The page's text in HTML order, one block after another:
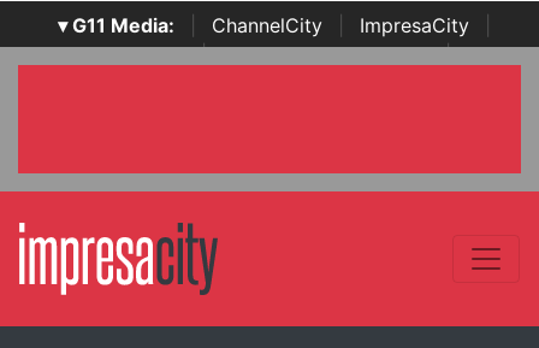
▾ G11 Media: ChannelCity ImpresaCity
SecurityOpenLab | Italian Channel Awards | Italian